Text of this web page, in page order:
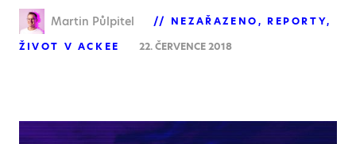
Martin Půlpitel NEZAŘAZENO
REPORTY
ŽIVOT V ACKEE
22. ČERVENCE 2018